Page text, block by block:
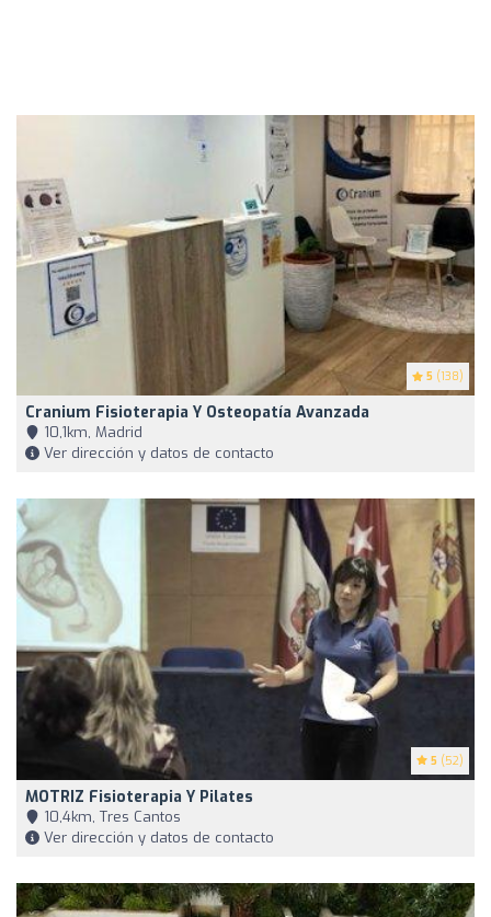
5 (138)
Cranium Fisioterapia Y Osteopatía Avanzada
10,1km, Madrid
Ver dirección y datos de contacto
5 (52)
MOTRIZ Fisioterapia Y Pilates
10,4km, Tres Cantos
Ver dirección y datos de contacto